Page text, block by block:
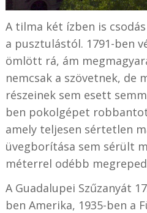
A tilma két ízben is
a pusztulástól. 1791-ben
ömlött rá, ám
nemcsak a szövetnek, de
részeinek sem esett
ben pokolgépet
amely teljesen sértetlen
üvegborítása sem sérült
méterrel odébb
A Guadalupei Szűzanyát
ben Amerika, 1935-ben a